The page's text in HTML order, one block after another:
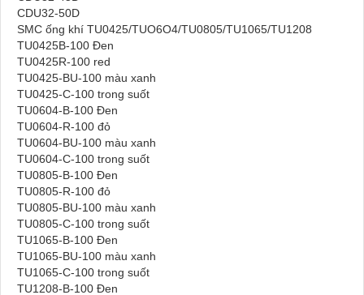
CDU32-50D
SMC ống khí TU0425/TUO6O4/TU0805/TU1065/TU1208
TU0425B-100 Đen
TU0425R-100 red
TU0425-BU-100 màu xanh
TU0425-C-100 trong suốt
TU0604-B-100 Đen
TU0604-R-100 đỏ
TU0604-BU-100 màu xanh
TU0604-C-100 trong suốt
TU0805-B-100 Đen
TU0805-R-100 đỏ
TU0805-BU-100 màu xanh
TU0805-C-100 trong suốt
TU1065-B-100 Đen
TU1065-BU-100 màu xanh
TU1065-C-100 trong suốt
TU1208-B-100 Đen